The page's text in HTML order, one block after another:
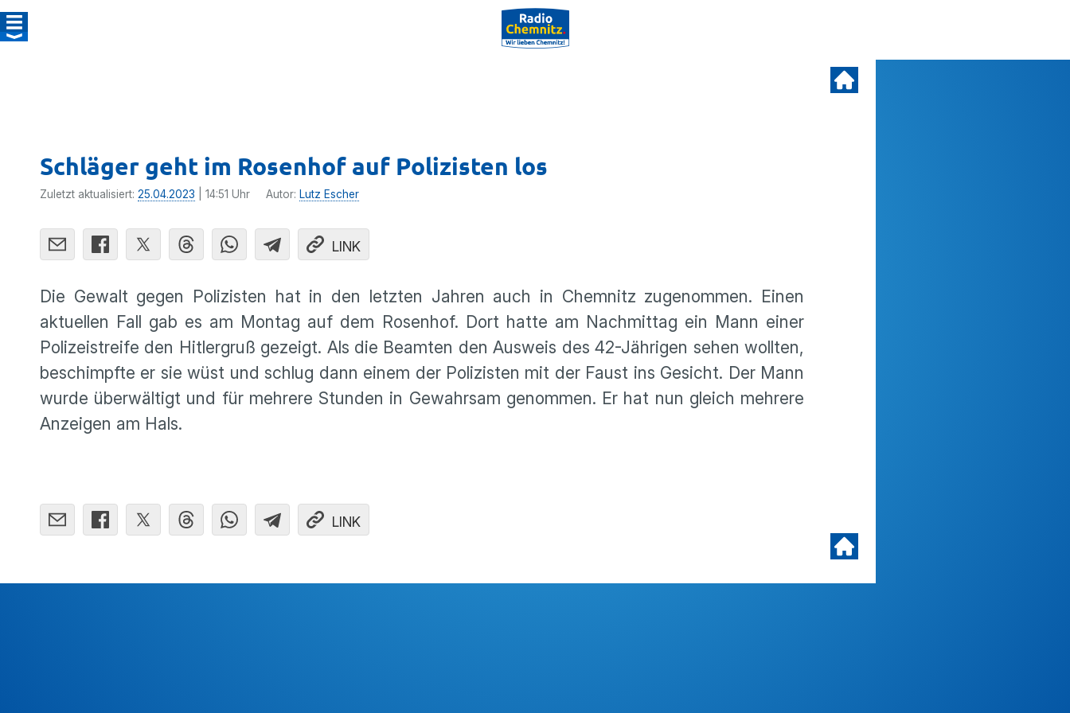
Schläger geht im Rosenhof auf Polizisten los
Zuletzt aktualisiert: 25.04.2023 | 14:51 Uhr Autor: Lutz Escher
LINK
Die Gewalt gegen Polizisten hat in den letzten Jahren auch in Chemnitz zugenommen. Einen
aktuellen Fall gab es am Montag auf dem Rosenhof. Dort hatte am Nachmittag ein Mann einer
Polizeistreife den Hitlergruß gezeigt. Als die Beamten den Ausweis des 42-Jährigen sehen wollten,
beschimpfte er sie wüst und schlug dann einem der Polizisten mit der Faust ins Gesicht. Der Mann
wurde überwältigt und für mehrere Stunden in Gewahrsam genommen. Er hat nun gleich mehrere
Anzeigen am Hals.
LINK